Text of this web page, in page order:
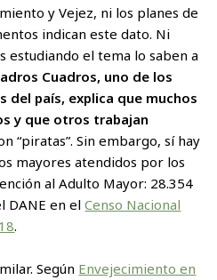
y Vejez, ni los planes de
indican este dato. Ni
estudiando el tema lo saben a
Cuadros, uno de los
del país, explica que muchos
y que otros trabajan
“piratas”. Sin embargo, sí hay
mayores atendidos por los
al Adulto Mayor: 28.354
DANE en elCenso Nacional
.
Según Envejecimiento en